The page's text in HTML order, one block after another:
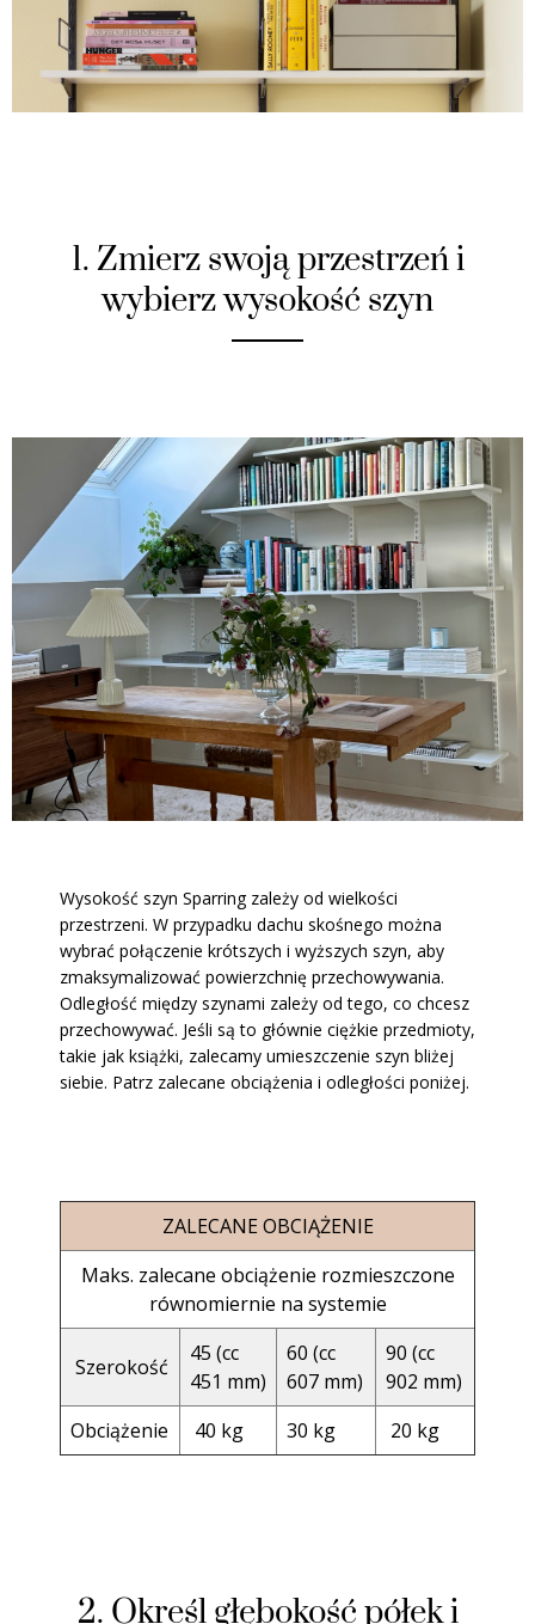
1. Zmierz swoją przestrzeń i
wybierz wysokość szyn
Wysokość szyn Sparring zależy od wielkości
przestrzeni. W przypadku dachu skośnego można
wybrać połączenie krótszych i wyższych szyn, aby
zmaksymalizować powierzchnię przechowywania.
Odległość między szynami zależy od tego, co chcesz
przechowywać. Jeśli są to głównie ciężkie przedmioty,
takie jak książki, zalecamy umieszczenie szyn bliżej
siebie. Patrz zalecane obciążenia i odległości poniżej.
ZALECANE OBCIĄŻENIE
Maks. zalecane obciążenie rozmieszczone
równomiernie na systemie
Szerokość
45 (cc
451 mm)
60 (cc
607 mm)
90 (cc
902 mm)
Obciążenie
40 kg 30 kg 20 kg
2. Określ głębokość półek i